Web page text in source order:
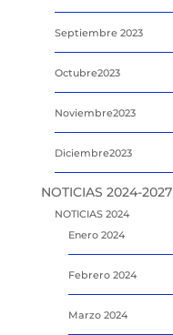
Septiembre 2023
Octubre2023
Noviembre2023
Diciembre2023
NOTICIAS 2024-2027
NOTICIAS 2024
Enero 2024
Febrero 2024
Marzo 2024